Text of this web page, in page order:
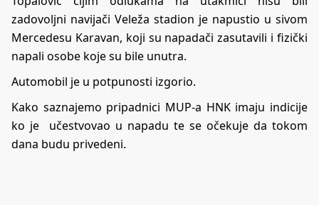
zadovoljni navijači Veleža stadion je napustio u sivom
Mercedesu Karavan, koji su napadači zasutavili i fizički
napali osobe koje su bile unutra.
Automobil je u potpunosti izgorio.
Kako saznajemo pripadnici MUP-a HNK imaju indicije
ko je učestvovao u napadu te se očekuje da tokom
dana budu privedeni.